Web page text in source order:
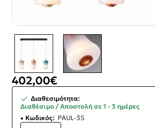
402,00€
Διαθεσιμότητα:
Διαθέσιμο / Αποστολή σε 1 - 3 ημέρες
Κωδικός: PAUL-3S